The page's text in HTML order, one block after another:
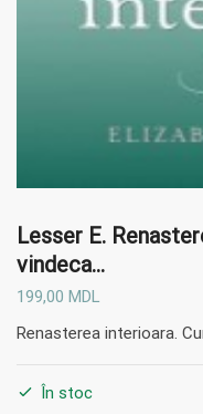
Lesser E.
vindeca…
199,00 MDL
Renasterea interioara.
În stoc